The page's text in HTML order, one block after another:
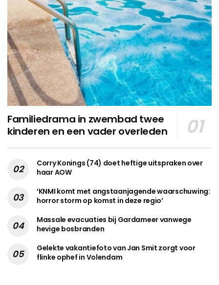
Familiedrama in zwembad twee
kinderen en een vader overleden
Corry Konings (74) doet heftige uitspraken over
haar AOW
‘KNMI komt met angstaanjagende waarschuwing:
horror storm op komst in deze regio’
Massale evacuaties bij Gardameer vanwege
hevige bosbranden
Gelekte vakantiefoto van Jan Smit zorgt voor
flinke ophef in Volendam